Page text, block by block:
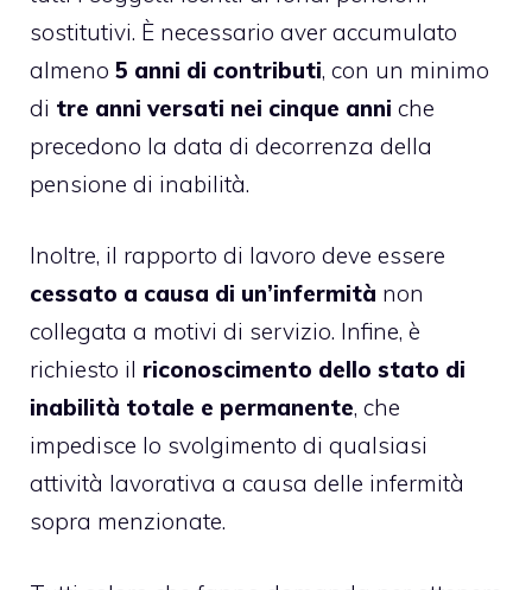
sostitutivi. È necessario aver accumulato
almeno 5 anni di contributi, con un minimo
di tre anni versati nei cinque anni che
precedono la data di decorrenza della
pensione di inabilità.
Inoltre, il rapporto di lavoro deve essere
cessato a causa di un’infermità non
collegata a motivi di servizio. Infine, è
richiesto il riconoscimento dello stato di
inabilità totale e permanente, che
impedisce lo svolgimento di qualsiasi
attività lavorativa a causa delle infermità
sopra menzionate.